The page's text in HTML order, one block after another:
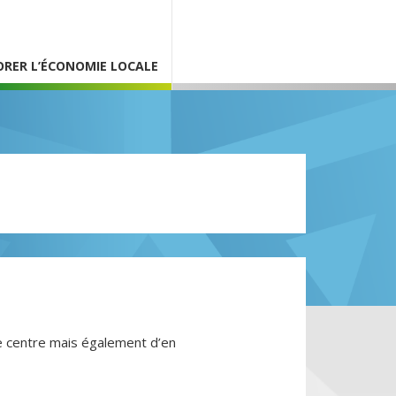
L’ÉCONOMIE LOCALE
mais également d’en